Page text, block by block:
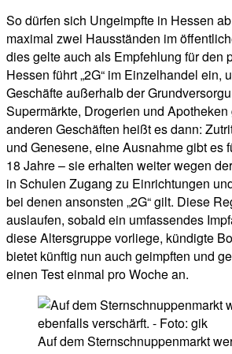
So dürfen sich Ungeimpfte in Hessen
maximal zwei Hausständen im
dies gelte auch als Empfehlung für den
Hessen führt „2G“ im Einzelhandel ein,
Geschäfte außerhalb der
Supermärkte, Drogerien und
anderen Geschäften heißt es dann:
und Genesene, eine Ausnahme gibt es
18 Jahre – sie erhalten weiter wegen
in Schulen Zugang zu Einrichtungen
bei denen ansonsten „2G“ gilt. Diese
auslaufen, sobald ein umfassendes
diese Altersgruppe vorliege, kündigte
bietet künftig nun auch geimpften und
einen Test einmal pro Woche an.
Auf dem Sternschnuppenmarkt